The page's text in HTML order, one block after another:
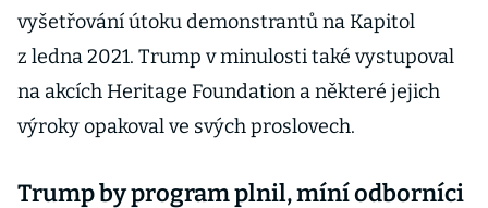
vyšetřování útoku demonstrantů na Kapitol
z ledna 2021. Trump v minulosti také vystupoval
na akcích Heritage Foundation a některé jejich
výroky opakoval ve svých proslovech.
Trump by program plnil, míní odborníci